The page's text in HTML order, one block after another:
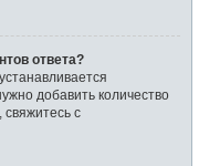
ответа?
добавить количество
с